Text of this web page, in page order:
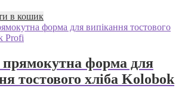
в кошик
прямокутна форма для
тостового хліба Kolobok